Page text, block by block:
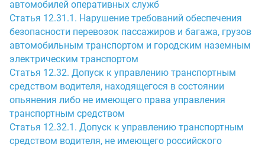
автомобилей оперативных служб
Статья 12.31.1. Нарушение требований обеспечения
безопасности перевозок пассажиров и багажа, грузов
автомобильным транспортом и городским наземным
электрическим транспортом
Статья 12.32. Допуск к управлению транспортным
средством водителя, находящегося в состоянии
опьянения либо не имеющего права управления
транспортным средством
Статья 12.32.1. Допуск к управлению транспортным
средством водителя, не имеющего российского